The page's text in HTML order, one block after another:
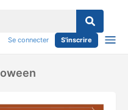
Se connecter S'inscrire